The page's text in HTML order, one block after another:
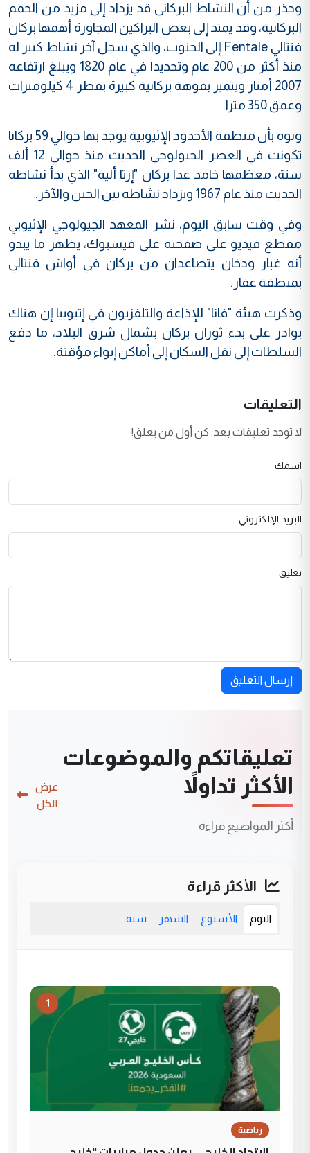
وحذر من أن النشاط البركاني قد يزداد إلى مزيد من الحمم
البركانية، وقد يمتد إلى بعض البراكين المجاورة أهمها بركان
فنتالي Fentale إلى الجنوب، والذي سجل آخر نشاط كبير له
منذ أكثر من 200 عام وتحديدا في عام 1820 ويبلغ ارتفاعه
2007 أمتار ويتميز بفوهة بركانية كبيرة بقطر 4 كيلومترات
وعمق 350 مترا.
ونوه بأن منطقة الأخدود الإثيوبية يوجد بها حوالي 59 بركانا
تكونت في العصر الجيولوجي الحديث منذ حوالي 12 ألف
سنة، معظمها خامد عدا بركان "إرتا أليه" الذي بدأ نشاطه
الحديث منذ عام 1967 ويزداد نشاطه بين الحين والآخر.
وفي وقت سابق اليوم، نشر المعهد الجيولوجي الإثيوبي
مقطع فيديو على صفحته على فيسبوك، يظهر ما يبدو
أنه غبار ودخان يتصاعدان من بركان في أواش فنتالي
بمنطقة عفار.
وذكرت هيئة "فانا" للإذاعة والتلفزيون في إثيوبيا إن هناك
بوادر على بدء ثوران بركان بشمال شرق البلاد، ما دفع
السلطات إلى نقل السكان إلى أماكن إيواء مؤقتة.
التعليقات
لا توجد تعليقات بعد. كن أول من يعلق!
اسمك
البريد الإلكتروني
تعليق
إرسال التعليق
تعليقاتكم والموضوعات
الأكثر تداولاً
أكثر المواضيع قراءة
عرض
الكل
الأكثر قراءة
اليوم الأسبوع الشهر سنة
1
رياضية